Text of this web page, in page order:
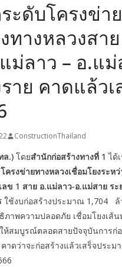
ะดับโครงข่าย
ทางหลวงสาย
ม่ลาว – อ.แม่
าย คาดแล้วเ
ConstructionThailand
ล.) โดยสำนักก่อสร้างทางที่ 1 ได้
ครงข่ายทางหลวงเชื่อมโยงระห
ลข 1 สาย อ.แม่ลาว-อ.แม่สาย ระ
ใช้งบก่อสร้างประมาณ 1,704
ภาพความปลอดภัย เชื่อมโยงเส้น
ห้สมบูรณ์ตลอดสายปัจจุบันการก่
าดว่าจะก่อสร้างแล้วเสร็จประม